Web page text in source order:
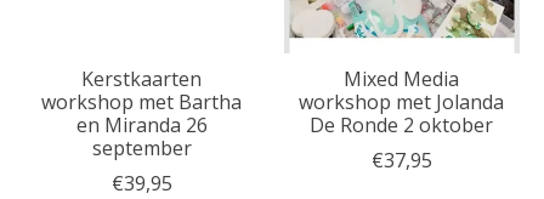
Kerstkaarten
workshop met Bartha
en Miranda 26
september
€39,95
Mixed Media
workshop met Jolanda
De Ronde 2 oktober
€37,95